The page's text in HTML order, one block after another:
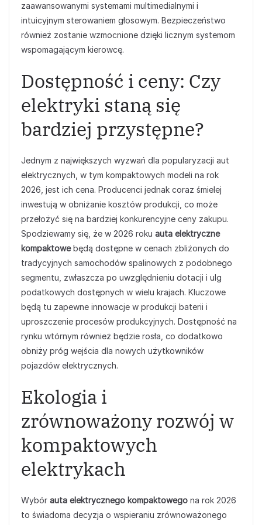
zaawansowanymi systemami multimedialnymi i
intuicyjnym sterowaniem głosowym. Bezpieczeństwo
również zostanie wzmocnione dzięki licznym systemom
wspomagającym kierowcę.
Dostępność i ceny: Czy
elektryki staną się
bardziej przystępne?
Jednym z największych wyzwań dla popularyzacji aut
elektrycznych, w tym kompaktowych modeli na rok
2026, jest ich cena. Producenci jednak coraz śmielej
inwestują w obniżanie kosztów produkcji, co może
przełożyć się na bardziej konkurencyjne ceny zakupu.
Spodziewamy się, że w 2026 roku auta elektryczne
kompaktowebędą dostępne w cenach zbliżonych do
tradycyjnych samochodów spalinowych z podobnego
segmentu, zwłaszcza po uwzględnieniu dotacji i ulg
podatkowych dostępnych w wielu krajach. Kluczowe
będą tu zapewne innowacje w produkcji baterii i
uproszczenie procesów produkcyjnych. Dostępność na
rynku wtórnym również będzie rosła, co dodatkowo
obniży próg wejścia dla nowych użytkowników
pojazdów elektrycznych.
Ekologia i
zrównoważony rozwój w
kompaktowych
elektrykach
Wybór auta elektrycznego kompaktowego na rok 2026
to świadoma decyzja o wspieraniu zrównoważonego